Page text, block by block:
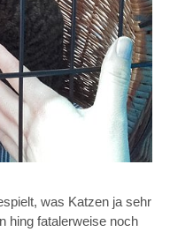
was Katzen ja sehr
hing fatalerweise noch